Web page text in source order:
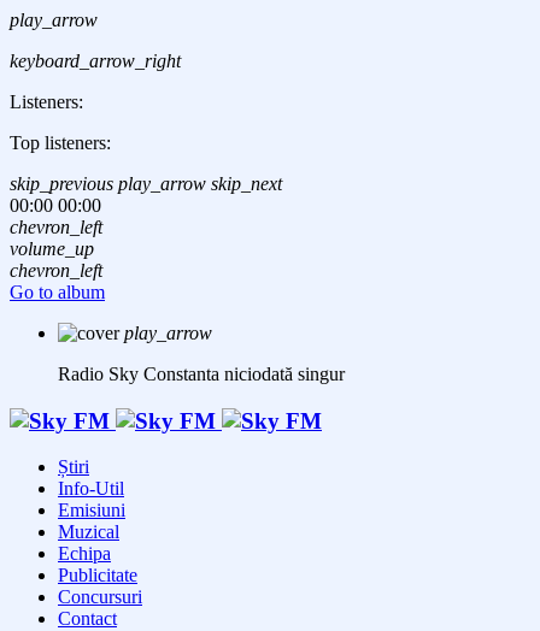
play_arrow
keyboard_arrow_right
Listeners:
Top listeners:
skip_previous play_arrow skip_next
00:00 00:00
chevron_left
volume_up
chevron_left
Go to album
play_arrow
Radio Sky Constanta niciodată singur
Știri
Info-Util
Emisiuni
Muzical
Echipa
Publicitate
Concursuri
Contact